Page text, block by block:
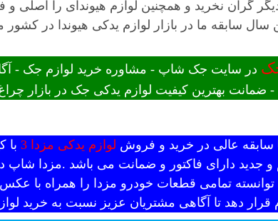
گران نخرید و همچنین لوازم هیوندای را اصلی
سابقه ما در بازار لوازم یدکی هیوندا در کشور
در سایت جک شاپ - مشاوره خرید لوازم جک -
بهترین کیفیت لوازم یدکی جک در بازار
سابقه عالی در خرید و فروش لوازم یدکی مزدا 3
با
و جدید دارای فاکتور و ضمانت می باشد .مزدا شاپ
توانسته تمامی قطعات خودرو مزدا را همراه با
دهد تا آگاهی مشتریان عزیز نسبت به خرید